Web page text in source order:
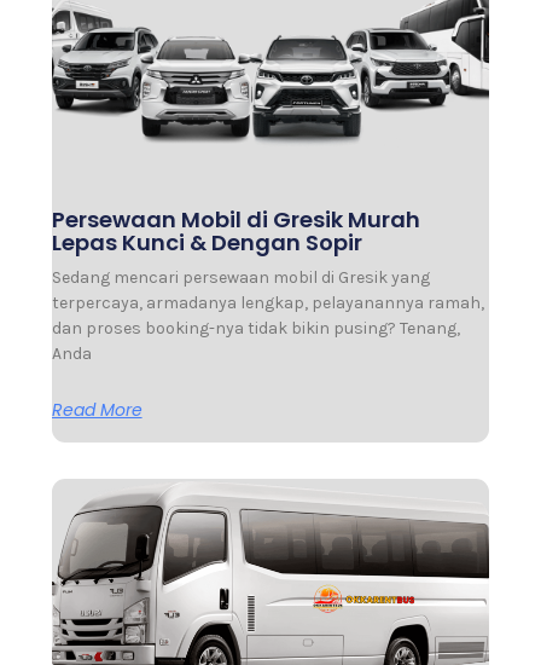
Persewaan Mobil di Gresik Murah
Lepas Kunci & Dengan Sopir
Sedang mencari persewaan mobil di Gresik yang
terpercaya, armadanya lengkap, pelayanannya ramah,
dan proses booking-nya tidak bikin pusing? Tenang,
Anda
Read More